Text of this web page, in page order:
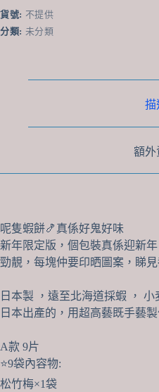
新
堂
別
貨號: 不提供
分類: 未分類
描
額外
呢隻蝦餅🍤真係好鬼好味
新年限定版，個包裝真係迎新年
勁靚，每塊仲要印晒圖案，睇見
日本製 ，遠至北海道採蝦 ，
日本出產的，用超高藝既手藝
A款 9片
⭐️9袋內容物:
松竹梅×1袋